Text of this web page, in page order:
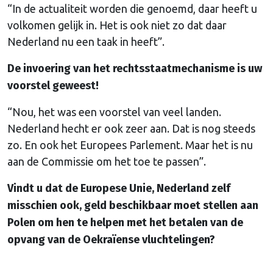
“In de actualiteit worden die genoemd, daar heeft u
volkomen gelijk in. Het is ook niet zo dat daar
Nederland nu een taak in heeft”.
De invoering van het rechtsstaatmechanisme is uw
voorstel geweest!
“Nou, het was een voorstel van veel landen.
Nederland hecht er ook zeer aan. Dat is nog steeds
zo. En ook het Europees Parlement. Maar het is nu
aan de Commissie om het toe te passen”.
Vindt u dat de Europese Unie, Nederland zelf
misschien ook, geld beschikbaar moet stellen aan
Polen om hen te helpen met het betalen van de
opvang van de Oekraïense vluchtelingen?